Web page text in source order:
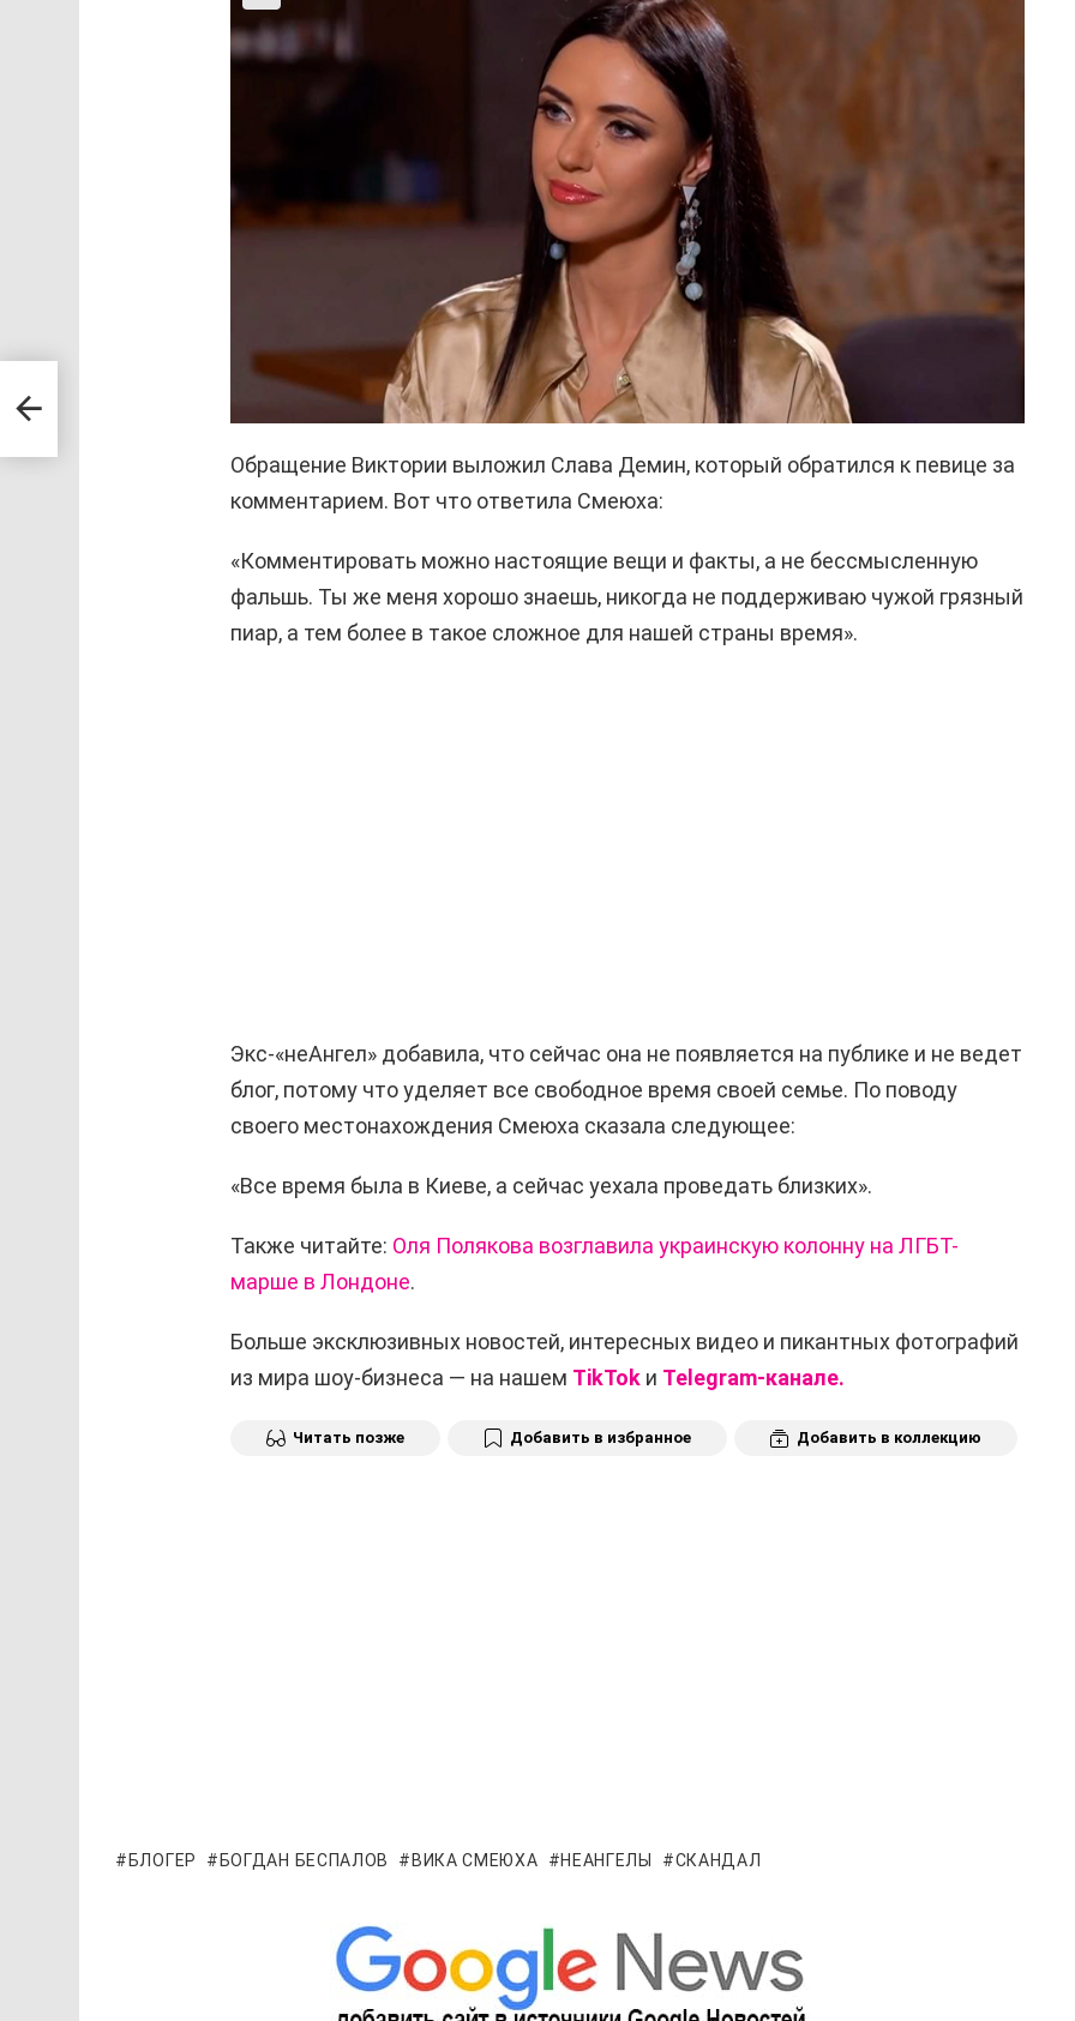
Обращение Виктории выложил Слава Демин, который обратился к певице за
комментарием. Вот что ответила Смеюха:
«Комментировать можно настоящие вещи и факты, а не бессмысленную
фальшь. Ты же меня хорошо знаешь, никогда не поддерживаю чужой грязный
пиар, а тем более в такое сложное для нашей страны время».
Экс-«неАнгел» добавила, что сейчас она не появляется на публике и не ведет
блог, потому что уделяет все свободное время своей семье. По поводу
своего местонахождения Смеюха сказала следующее:
«Все время была в Киеве, а сейчас уехала проведать близких».
Также читайте: Оля Полякова возглавила украинскую колонну на ЛГБТ-
марше в Лондоне.
Больше эксклюзивных новостей, интересных видео и пикантных фотографий
из мира шоу-бизнеса — на нашем TikTok и Telegram-канале.
Читать позже Добавить в избранное Добавить в коллекцию
БЛОГЕР БОГДАН БЕСПАЛОВ ВИКА СМЕЮХА НЕАНГЕЛЫ СКАНДАЛ